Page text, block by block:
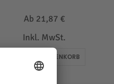
Ab 21,87 €
Inkl. MwSt.
IN DEN WARENKORB